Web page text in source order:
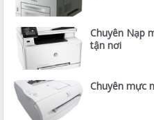
Chuyên Nạp
tận nơi
Chuyên mực